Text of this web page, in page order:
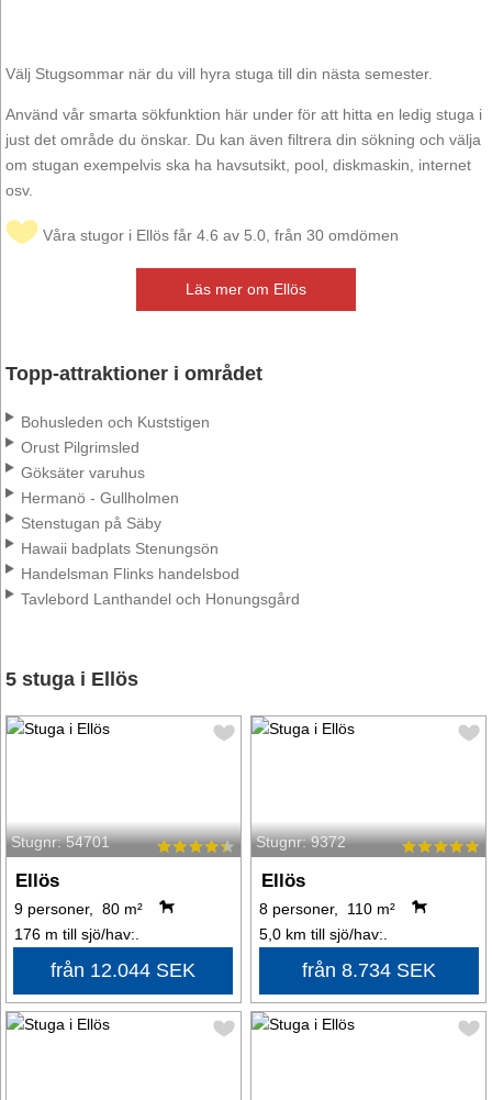
Välj Stugsommar när du vill hyra stuga till din nästa semester.
Använd vår smarta sökfunktion här under för att hitta en ledig stuga i
just det område du önskar. Du kan även filtrera din sökning och välja
om stugan exempelvis ska ha havsutsikt, pool, diskmaskin, internet
osv.
Läs mer om Ellös
Våra stugor i Ellös får 4.6 av 5.0, från 30 omdömen
Topp-attraktioner i området
Bohusleden och Kuststigen
Orust Pilgrimsled
Göksäter varuhus
Hermanö - Gullholmen
Stenstugan på Säby
Hawaii badplats Stenungsön
Handelsman Flinks handelsbod
Tavlebord Lanthandel och Honungsgård
5 stuga i Ellös
Stugnr: 54701
Ellös
9 personer, 80 m²
176 m till sjö/hav:.
från 12.044 SEK
Stugnr: 9372
Ellös
8 personer, 110 m²
5,0 km till sjö/hav:.
från 8.734 SEK